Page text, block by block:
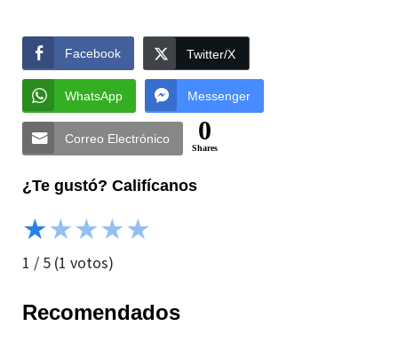
Facebook Twitter/X
WhatsApp Messenger
Correo Electrónico 0
Shares
¿Te gustó? Califícanos
★★★★★
1 / 5 (1 votos)
Recomendados